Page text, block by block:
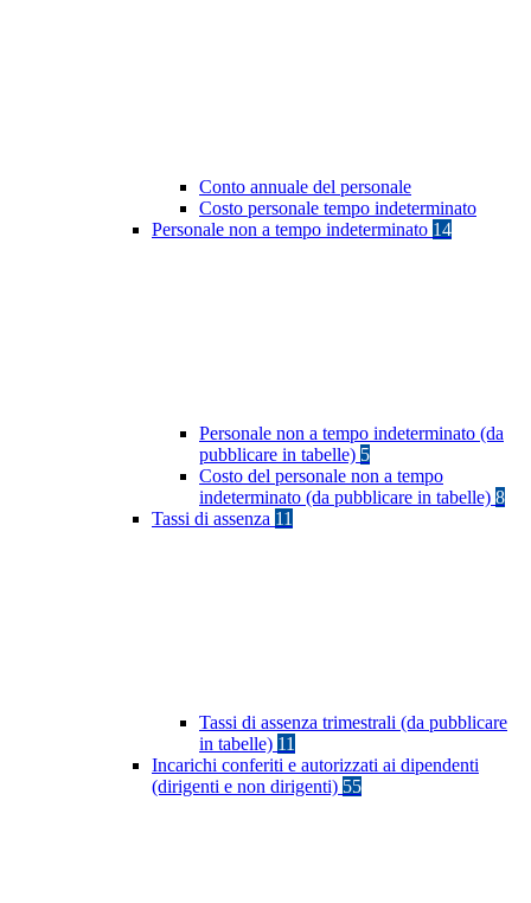
Conto annuale del personale
Costo personale tempo indeterminato
Personale non a tempo indeterminato 14
Personale non a tempo indeterminato (da
pubblicare in tabelle) 5
Costo del personale non a tempo
indeterminato (da pubblicare in tabelle) 8
Tassi di assenza 11
Tassi di assenza trimestrali (da pubblicare
in tabelle) 11
Incarichi conferiti e autorizzati ai dipendenti
(dirigenti e non dirigenti) 55